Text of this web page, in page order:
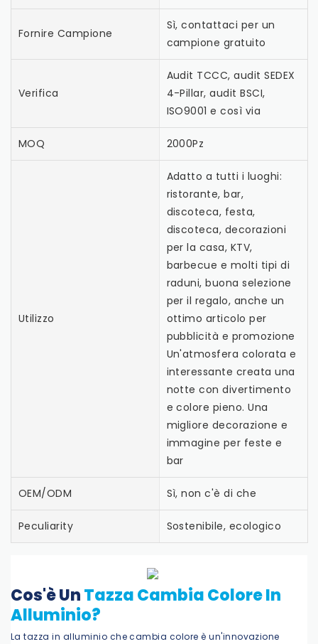
Fornire Campione
Sì, contattaci per un
campione gratuito
Verifica
Audit TCCC, audit SEDEX
4-Pillar, audit BSCI,
ISO9001 e così via
MOQ 2000Pz
Utilizzo
Adatto a tutti i luoghi:
ristorante, bar,
discoteca, festa,
discoteca, decorazioni
per la casa, KTV,
barbecue e molti tipi di
raduni, buona selezione
per il regalo, anche un
ottimo articolo per
pubblicità e promozione
Un'atmosfera colorata e
interessante creata una
notte con divertimento
e colore pieno. Una
migliore decorazione e
immagine per feste e
bar
OEM/ODM Sì, non c'è di che
Peculiarity Sostenibile, ecologico
Cos'è UnTazza Cambia Colore In
Alluminio?
La tazza in alluminio che cambia colore è un'innovazione